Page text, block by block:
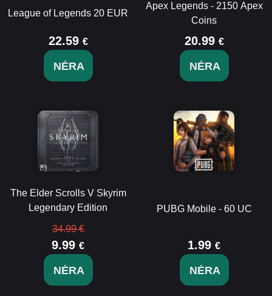
League of Legends 20 EUR
22.59 €
NĖRA
Apex Legends - 2150 Apex
Coins
20.99 €
NĖRA
The Elder Scrolls V Skyrim
Legendary Edition
34.99 €
9.99 €
NĖRA
PUBG Mobile - 60 UC
1.99 €
NĖRA